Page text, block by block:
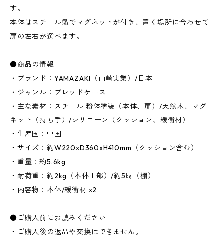
す。
本体はスチール製でマグネットが付き、置く場所に合わせて
扉の左右が選べます。
●商品の情報
・ブランド：YAMAZAKI（山崎実業）/日本
・ジャンル：ブレッドケース
・主な素材：スチール 粉体塗装（本体、扉）/天然木、マグ
ネット（持ち手）/シリコーン（クッション、緩衝材）
・生産国：中国
・サイズ：約W220xD360xH410mm（クッション含む）
・重量：約5.6kg
・耐荷重：約2kg（本体上部）/約5㎏（棚）
・内容物：本体/緩衝材 x2
●ご購入前にお読みください
・ご購入後の返品や交換はできません。